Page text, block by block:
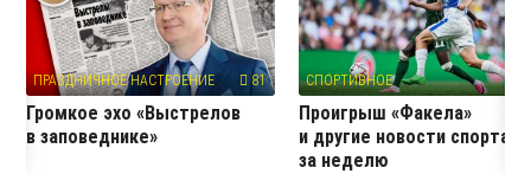
ПРАЗДНИЧНОЕ НАСТРОЕНИЕ 81
Громкое эхо «Выстрелов
в заповеднике»
СПОРТИВНОЕ
Проигрыш «Факела»
и другие новости спорта
за неделю